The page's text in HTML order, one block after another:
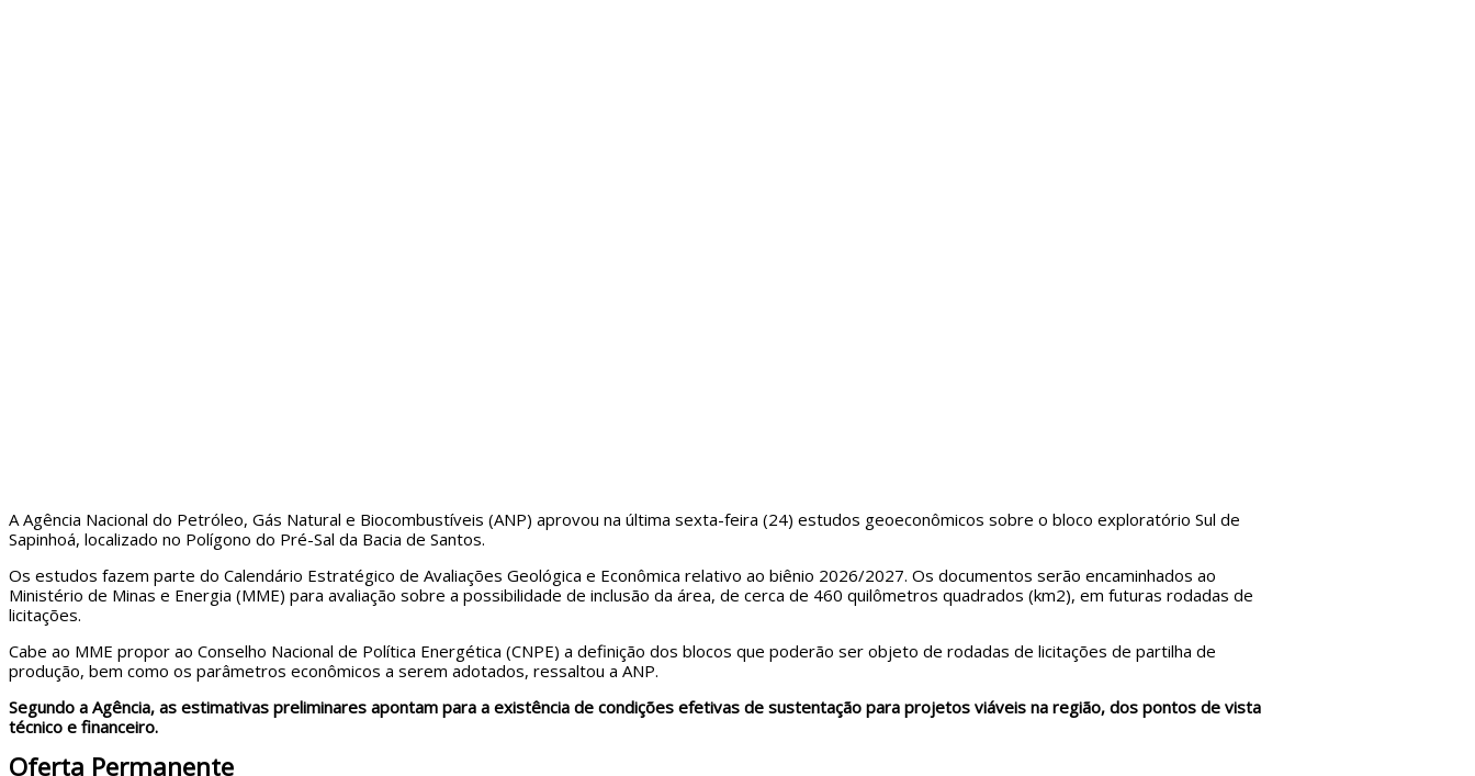
A Agência Nacional do Petróleo, Gás Natural e Biocombustíveis (ANP) aprovou na última sexta-feira (24) estudos geoeconômicos sobre o bloco exploratório Sul de
Sapinhoá, localizado no Polígono do Pré-Sal da Bacia de Santos.
Os estudos fazem parte do Calendário Estratégico de Avaliações Geológica e Econômica relativo ao biênio 2026/2027. Os documentos serão encaminhados ao
Ministério de Minas e Energia (MME) para avaliação sobre a possibilidade de inclusão da área, de cerca de 460 quilômetros quadrados (km2), em futuras rodadas de
licitações.
Cabe ao MME propor ao Conselho Nacional de Política Energética (CNPE) a definição dos blocos que poderão ser objeto de rodadas de licitações de partilha de
produção, bem como os parâmetros econômicos a serem adotados, ressaltou a ANP.
Segundo a Agência, as estimativas preliminares apontam para a existência de condições efetivas de sustentação para projetos viáveis na região, dos pontos de vista
técnico e financeiro.
Oferta Permanente